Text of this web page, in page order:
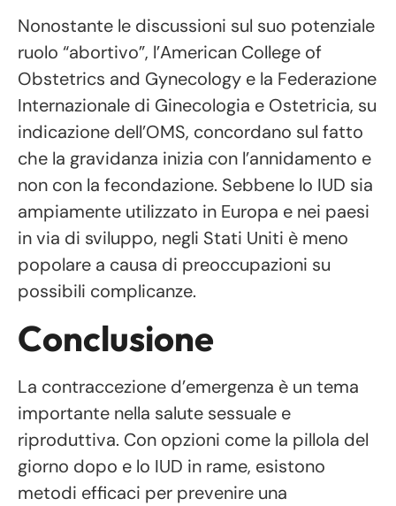
Nonostante le discussioni sul suo potenziale
ruolo “abortivo”, l’American College of
Obstetrics and Gynecology e la Federazione
Internazionale di Ginecologia e Ostetricia, su
indicazione dell’OMS, concordano sul fatto
che la gravidanza inizia con l’annidamento e
non con la fecondazione. Sebbene lo IUD sia
ampiamente utilizzato in Europa e nei paesi
in via di sviluppo, negli Stati Uniti è meno
popolare a causa di preoccupazioni su
possibili complicanze.
Conclusione
La contraccezione d’emergenza è un tema
importante nella salute sessuale e
riproduttiva. Con opzioni come la pillola del
giorno dopo e lo IUD in rame, esistono
metodi efficaci per prevenire una